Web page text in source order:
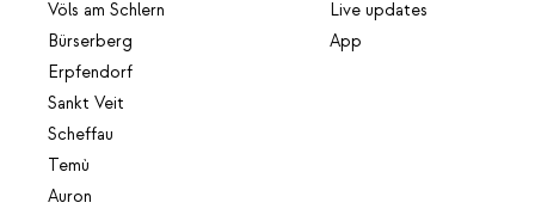
Völs am Schlern
Bürserberg
Erpfendorf
Sankt Veit
Scheffau
Temù
Auron
Live updates
App